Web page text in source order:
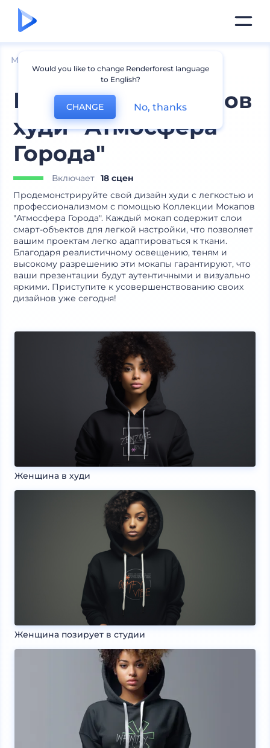
Мокапы
Коллекция мокапов
худи "Атмосфера
Города"
Включает 18 сцен
Продемонстрируйте свой дизайн худи с легкостью и
профессионализмом с помощью Коллекции Мокапов
"Атмосфера Города". Каждый мокап содержит слои
смарт-объектов для легкой настройки, что позволяет
вашим проектам легко адаптироваться к ткани.
Благодаря реалистичному освещению, теням и
высокому разрешению эти мокапы гарантируют, что
ваши презентации будут аутентичными и визуально
яркими. Приступите к усовершенствованию своих
дизайнов уже сегодня!
Женщина в худи
Женщина позирует в студии
Would you like to change Renderforest language
to English?
CHANGE No, thanks